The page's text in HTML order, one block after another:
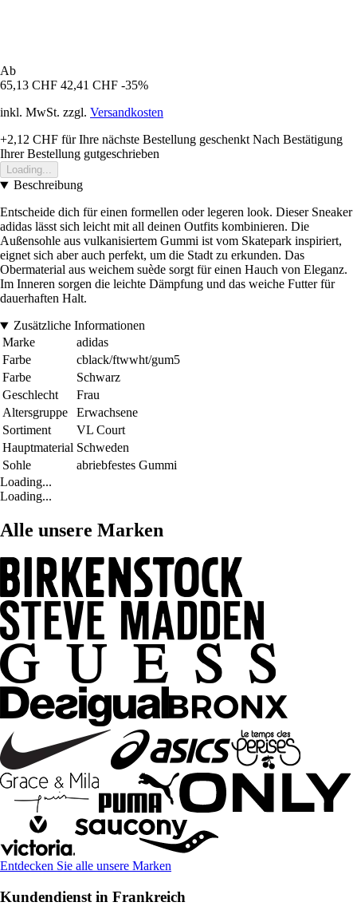
Ab
65,13 CHF 42,41 CHF -35%
inkl. MwSt. zzgl. Versandkosten
+2,12 CHF für Ihre nächste Bestellung geschenkt Nach Bestätigung
Ihrer Bestellung gutgeschrieben
Loading...
Beschreibung
Entscheide dich für einen formellen oder legeren look. Dieser Sneaker
adidas lässt sich leicht mit all deinen Outfits kombinieren. Die
Außensohle aus vulkanisiertem Gummi ist vom Skatepark inspiriert,
eignet sich aber auch perfekt, um die Stadt zu erkunden. Das
Obermaterial aus weichem suède sorgt für einen Hauch von Eleganz.
Im Inneren sorgen die leichte Dämpfung und das weiche Futter für
dauerhaften Halt.
Zusätzliche Informationen
Marke
adidas
Farbe
cblack/ftwwht/gum5
Farbe
Schwarz
Geschlecht
Frau
Altersgruppe
Erwachsene
Sortiment
VL Court
Hauptmaterial Schweden
Sohle
abriebfestes Gummi
Loading...
Loading...
Alle unsere Marken
Entdecken Sie alle unsere Marken
Kundendienst in Frankreich